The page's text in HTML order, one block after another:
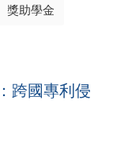
獎助學金
跨國專利侵